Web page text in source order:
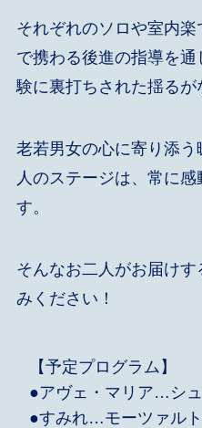
それぞれのソロや室内
で携わる後進の指導を
験に裏打ちされた揺るが
老若男女の心に寄り添
人のステージは、常に
す。
そんなお二人がお届け
みください！
【予定プログラム】
●アヴェ・マリア…シ
●すみれ…モーツァル